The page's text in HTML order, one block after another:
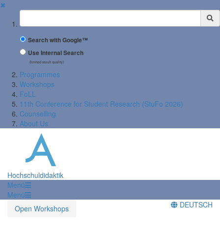
✖
Suchbegriff
Search with Google™
Use Internal Search
(limited result quality)
Programmes
Workshops
FoLL
11th Conference for Student Research (StuFo 2026)
Counselling
About Us
Hochschuldidaktik
Menü
Menü
Open Workshops
DEUTSCH